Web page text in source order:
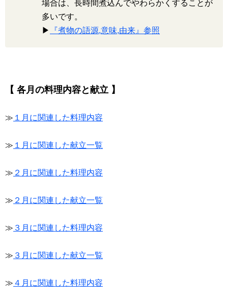
場合は、長時間煮込んでやわらかくすることが
多いです。
▶
『煮物の語源,意味,由来』参照
【 各月の料理内容と献立 】
≫ １月に関連した料理内容
≫ １月に関連した献立一覧
≫ ２月に関連した料理内容
≫ ２月に関連した献立一覧
≫ ３月に関連した料理内容
≫ ３月に関連した献立一覧
≫ ４月に関連した料理内容